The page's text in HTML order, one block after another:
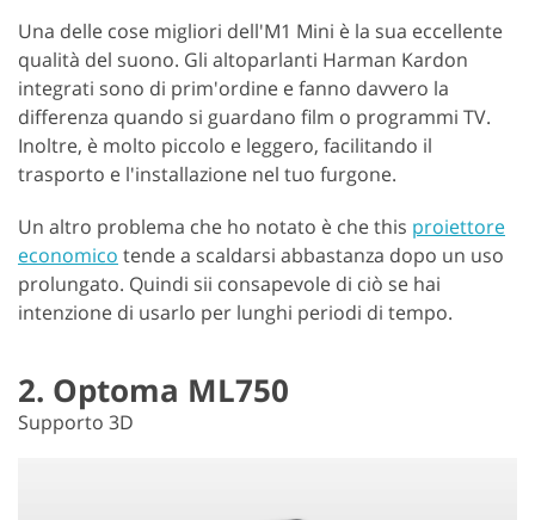
Una delle cose migliori dell'M1 Mini è la sua eccellente
qualità del suono. Gli altoparlanti Harman Kardon
integrati sono di prim'ordine e fanno davvero la
differenza quando si guardano film o programmi TV.
Inoltre, è molto piccolo e leggero, facilitando il
trasporto e l'installazione nel tuo furgone.
Un altro problema che ho notato è che this proiettore
economico tende a scaldarsi abbastanza dopo un uso
prolungato. Quindi sii consapevole di ciò se hai
intenzione di usarlo per lunghi periodi di tempo.
2. Optoma ML750
Supporto 3D